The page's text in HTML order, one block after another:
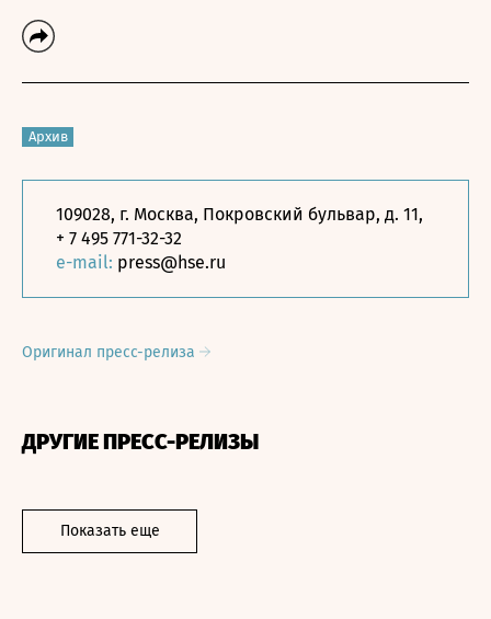
Архив
109028, г. Москва, Покровский бульвар, д. 11,
+ 7 495 771-32-32
e-mail: press@hse.ru
Оригинал пресс-релиза
ДРУГИЕ ПРЕСС-РЕЛИЗЫ
Показать еще